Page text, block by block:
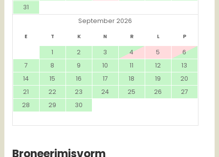
31
September 2026
E T K N R L P
1 2 3 4 5
6
7
8 9 10 11 12
13
14
15 16 17 18 19
20
21
22 23 24 25 26
27
28
29 30
Broneerimisvorm